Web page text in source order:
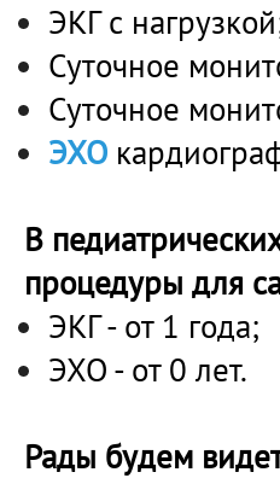
ЭКГ с
Суточное
Суточное
ЭХО
В
процедуры для
ЭКГ - от 1 года;
ЭХО - от 0 лет.
Рады будем